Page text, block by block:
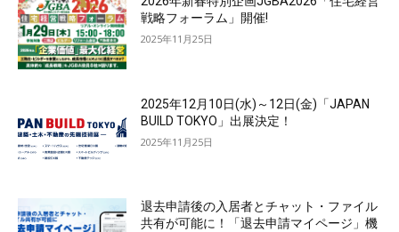
戦略フォーラム」開催!
2025年11月25日
2025年12月10日(水)～12日(金)「JAPAN
BUILD TOKYO」出展決定！
2025年11月25日
退去申請後の入居者とチャット・ファイル
共有が可能に！「退去申請マイページ」機